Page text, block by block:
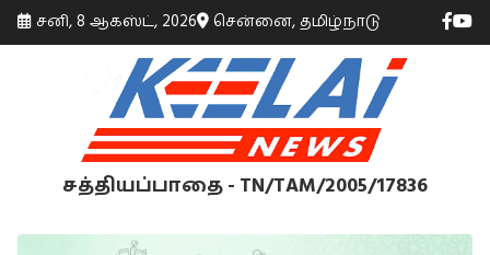
சனி, 8 ஆகஸ்ட், 2026 சென்னை, தமிழ்நாடு
சத்தியப்பாதை - TN/TAM/2005/17836